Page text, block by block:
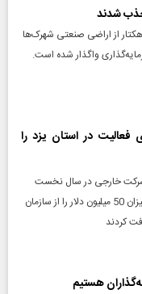
مدیرعامل شرکت شهرک‌های صنعتی قزوین گفت: ۴۰ هکتار از اراضی صنعتی شهرک‌ها
واگذار شده است.
فعالیت در استان یزد را
امور اقتصادی و دارایی استان یزد گفت: 25 شرکت خارجی در سال نخست
فعالیت دولت 14 ام مجوز فعالیت سرمایه گذاری به میزان 50 میلیون دلار را از سازمان
کردند
هستیم